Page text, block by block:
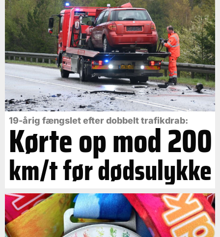
19-årig fængslet efter dobbelt trafikdrab:
Kørte op mod 200
km/t før dødsulykke